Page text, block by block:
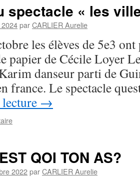
spectacle « les
parCARLIER Aurelie
les élèves de 5e3 ont
papier de Cécile Loyer
danseur parti de
france. Le spectacle
→
QOI TON AS?
2022parCARLIER Aurelie